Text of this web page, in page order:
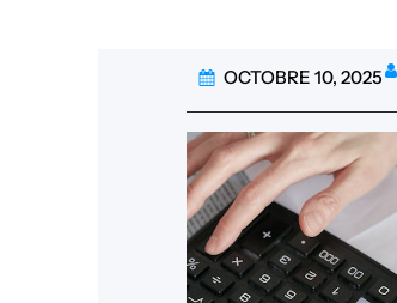
OCTOBRE 10, 2025